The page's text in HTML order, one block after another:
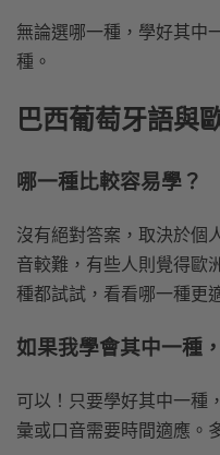
無論選哪一種，學好其中
種。
巴西葡萄牙語與
哪一種比較容易學？
沒有絕對答案，取決於個
音較難，有些人則覺得歐
種都試試，看看哪一種更
如果我學會其中一種
可以！只要學好其中一種
彙或口音需要時間適應。